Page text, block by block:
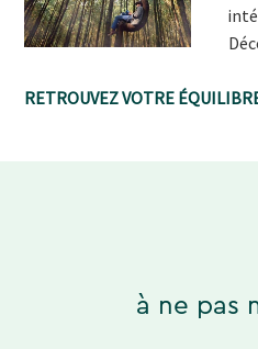
RETROUVEZ VOTRE
à ne pas